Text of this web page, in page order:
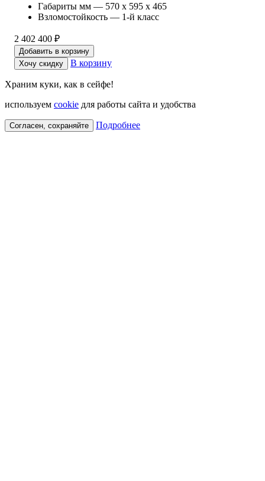
Габариты мм — 570 x 595 x 465
Взломостойкость — 1-й класс
2 402 400 ₽
Добавить в корзину
Хочу скидку
В корзину
Храним куки, как в сейфе!
используем cookie для работы сайта и удобства
Согласен, сохраняйте Подробнее